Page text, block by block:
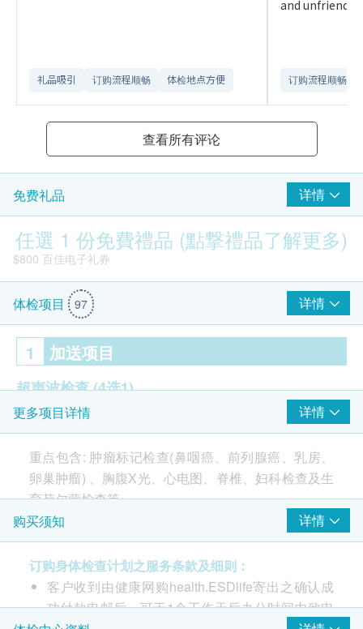
礼品吸引 订购流程顺畅 体检地点方便
and
订购流程顺畅
查看所有评论
免费礼品 详情
任選 1 份免費禮品 (點撃禮品了解更多)
$800 百佳电子礼券
$800 丰泽电子礼券
体检项目 97 详情
1 加送项目
超声波检查(4选1)
甲状腺
前列腺 (只限男性)
乳房 (只限女性)
2 重点项目
超声波检查 重点项目
上腹部超声波(肝脏、肝内胆管、肝门静脉、胆囊、总
更多项目详情 详情
重点包含: 肿瘤标记检查(鼻咽癌、前列腺癌、乳房、
卵巢肿瘤) 、胸腹X光、心电图、脊椎、妇科检查及生
育荷尔蒙检查等
18岁以上之男女适合需要深入检查的人士需要全面健
康体检的人士
*此体检计划包含空腹血糖需安排在上午9:00-10:30开
购买须知 详情
订购身体检查计划之服务条款及细则：
客户收到由健康网购health.ESDlife寄出之确认成
功付款电邮后，可于1个工作天后办公时间内致电